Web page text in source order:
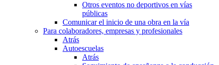
Otros eventos no deportivos en vías
públicas
Comunicar el inicio de una obra en la vía
Para colaboradores, empresas y profesionales
Atrás
Autoescuelas
Atrás